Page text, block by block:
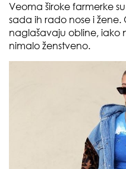
Veoma široke farmerke
sada ih rado nose i žene.
naglašavaju obline, iako
nimalo ženstveno.